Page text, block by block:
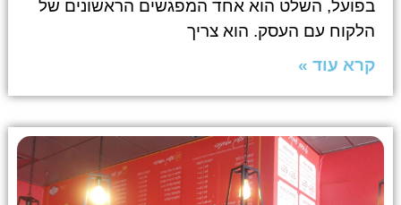
בפועל, השלט הוא אחד המפגשים הראשונים של
הלקוח עם העסק. הוא צריך
קרא עוד »